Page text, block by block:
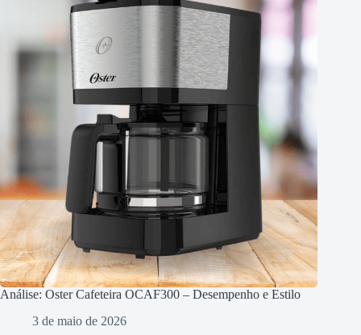
Análise: Oster Cafeteira OCAF300 – Desempenho e Estilo
3 de maio de 2026